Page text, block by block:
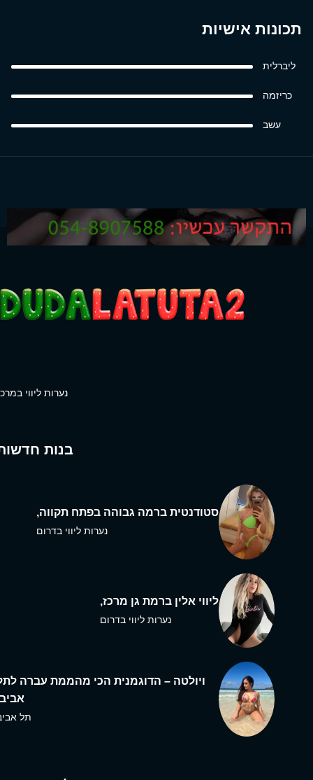
תכונות אישיות
ליברלית
כריזמה
עשב
נערות ליווי
בנות
סטודנטית ברמה גבוהה בפתח תקווה,
נערות ליווי בדרום
ליווי אלין ברמת גן מרכז,
נערות ליווי בדרום
ויולטה – הדוגמנית הכי מהממת עברה
תל